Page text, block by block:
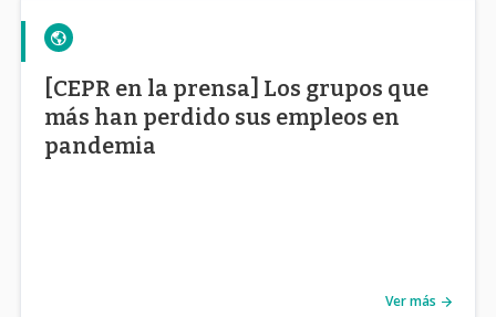
[CEPR en la prensa] Los grupos que
más han perdido sus empleos en
pandemia
Ver más